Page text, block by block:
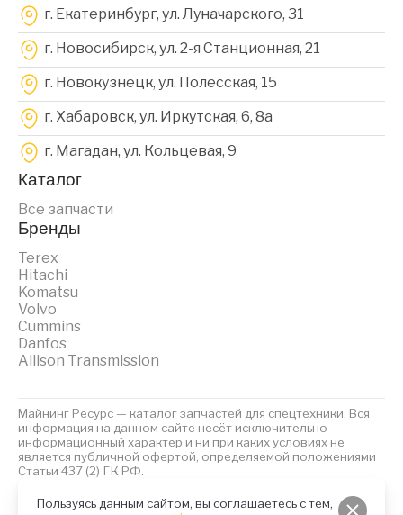
Пользуясь данным сайтом, вы соглашаетесь с тем,
г. Екатеринбург, ул. Луначарского, 31
г. Новосибирск, ул. 2-я Станционная, 21
г. Новокузнецк, ул. Полесская, 15
г. Хабаровск, ул. Иркутская, 6, 8a
г. Магадан, ул. Кольцевая, 9
Каталог
Все запчасти
Бренды
Terex
Hitachi
Komatsu
Volvo
Cummins
Danfos
Allison Transmission
Майнинг Ресурс — каталог запчастей для спецтехники. Вся
информация на данном сайте несёт исключительно
информационный характер и ни при каких условиях не
является публичной офертой, определяемой положениями
Статьи 437 (2) ГК РФ.
Политика обработки персональных данныхФайлы Cookies